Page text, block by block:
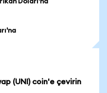
Doları'na
(UNI) coin'e çevirin